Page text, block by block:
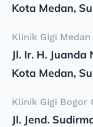
Kota Medan,
Klinik Gigi
Jl. Ir. H. Juanda
Kota Medan,
Klinik Gigi Bogor
Jl. Jend.